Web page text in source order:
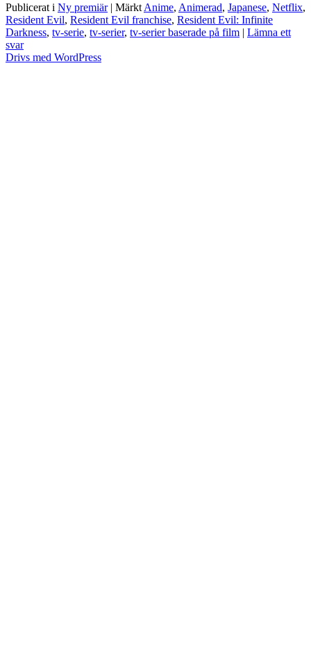
Publicerat i Ny premiär | Märkt Anime, Animerad, Japanese, Netflix,
Resident Evil, Resident Evil franchise, Resident Evil: Infinite
Darkness, tv-serie, tv-serier, tv-serier baserade på film | Lämna ett
svar
Drivs med WordPress